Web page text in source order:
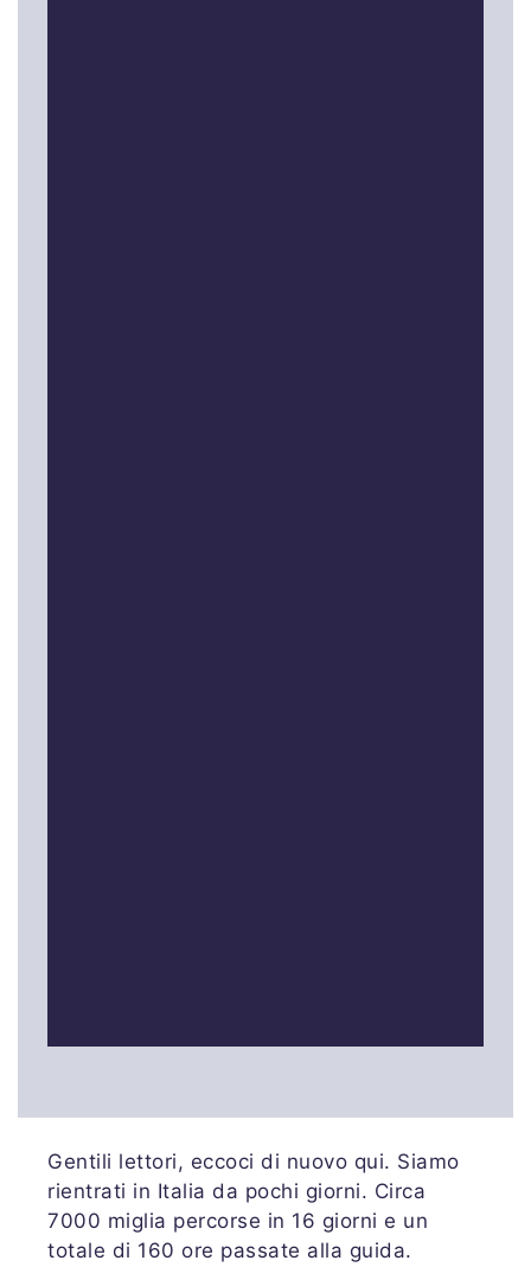
Gentili lettori, eccoci di nuovo qui. Siamo
rientrati in Italia da pochi giorni. Circa
7000 miglia percorse in 16 giorni e un
totale di 160 ore passate alla guida.